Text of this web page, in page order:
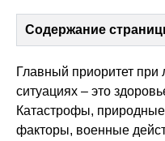
Содержание
Главный приоритет
ситуациях – это
Катастрофы,
факторы, военные